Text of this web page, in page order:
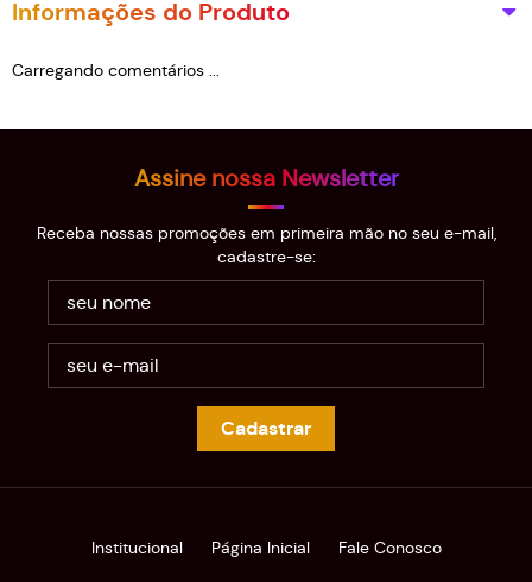
Informações do Produto
Carregando comentários ...
Assine nossa Newsletter
Receba nossas promoções em primeira mão no seu e-mail,
cadastre-se:
Cadastrar
Institucional Página Inicial Fale Conosco